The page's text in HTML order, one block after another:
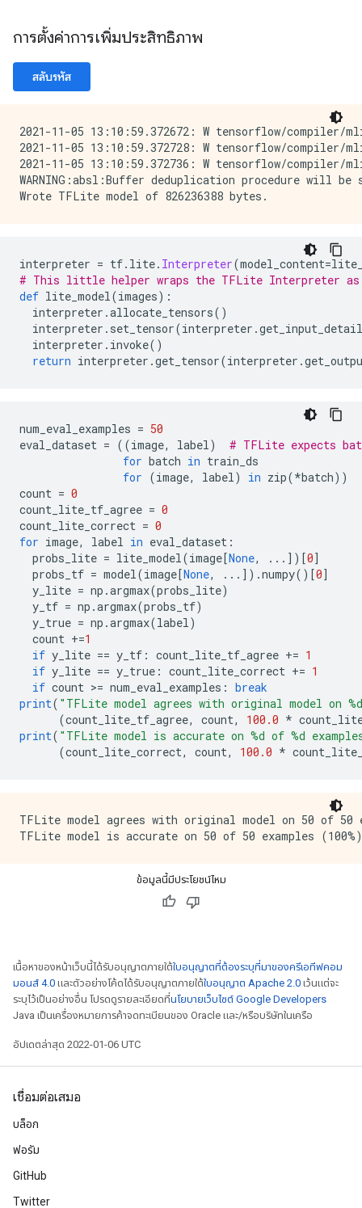
การตั้งค่าการเพิ่มประสิทธิภาพ
สลับรหัส
2021-11-05 13:10:59.372672: W tensorflow/
2021-11-05 13:10:59.372728: W tensorflow/
2021-11-05 13:10:59.372736: W tensorflow/
WARNING:absl:Buffer deduplication procedure will
interpreter = tf. lite. Interpreter(model_content=
# This little helper wraps the TFLite Interpreter as
def lite_model(images):
interpreter .allocate_tensors()
interpreter . set_tensor(interpreter .
interpreter . invoke()
return interpreter .get_tensor(interpreter .
num_eval_examples = 50
eval_dataset = ((image, label)
# TFLite expects
for batch in train_ds
for (image, label) in zip(*batch))
count = 0
count_lite_tf_agree = 0
count_lite_correct = 0
for image, label in eval_dataset :
probs_lite = lite_model(image[None, ...])[0]
probs_tf = model(image[None, ...]).numpy()[0]
y_lite = np .argmax(probs_lite)
y_tf = np .argmax(probs_tf)
y_true = np .argmax(label)
count +=1
if y_lite == y_tf : count_lite_tf_agree += 1
if y_lite == y_true : count_lite_correct += 1
if count >= num_eval_examples : break
print( "TFLite model agrees with original model on
(count_lite_tf_agree, count, 100.0 *
print( "TFLite model is accurate on %d of %d
(count_lite_correct, count, 100.0 *
TFLite model agrees with original model on 50 of 50
ข้อมูลนี้มีประโยชน์ไหม
เนื้อหาของหน้าเว็บนี้ได้รับอนุญาตภายใต้ใบอนุญาตที่ต้องระบุที่มาของครีเอทีฟคอม
มอนส์ 4.0 และตัวอย่างโค้ดได้รับอนุญาตภายใต้ใบอนุญาต Apache 2.0 เว้นแต่จะ
ระบุไว้เป็นอย่างอื่น โปรดดูรายละเอียดที่นโยบายเว็บไซต์ Google Developers
Java เป็นเครื่องหมายการค้าจดทะเบียนของ Oracle และ/หรือบริษัทในเครือ
อัปเดตล่าสุด 2022-01-06 UTC
เชื่อมต่อเสมอ
บล็อก
ฟอรัม
GitHub
Twitter